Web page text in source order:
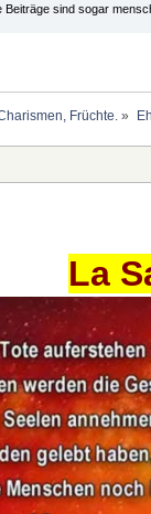
Beiträge sind sogar
Früchte. »
La